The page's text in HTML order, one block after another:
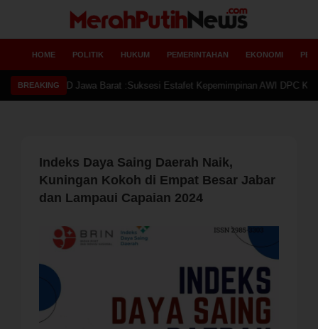
HOME POLITIK HUKUM PEMERINTAHAN EKONOMI
BREAKING Ketua
Indeks Daya Saing Daerah Naik,
Kuningan Kokoh di Empat Besar Jabar
dan Lampaui Capaian 2024